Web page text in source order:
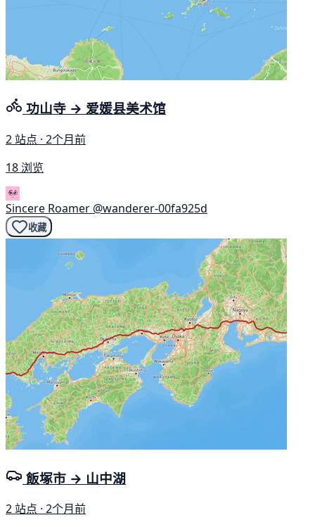
功山寺 → 爱媛县美术馆
2 站点 · 2个月前
18 浏览
Sincere Roamer @wanderer-00fa925d
收藏
飯塚市 → 山中湖
2 站点 · 2个月前